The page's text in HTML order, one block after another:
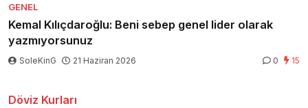
GENEL
Kemal Kılıçdaroğlu: Beni sebep genel lider olarak
yazmıyorsunuz
SoleKinG 21 Haziran 2026 0 15
Döviz Kurları